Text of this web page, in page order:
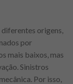
origens,
por
mais baixos, mas
Sinistros
Por isso,